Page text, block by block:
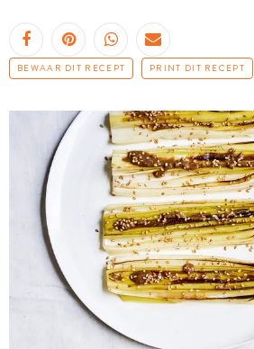
BEWAAR DIT RECEPT PRINT DIT RECEPT